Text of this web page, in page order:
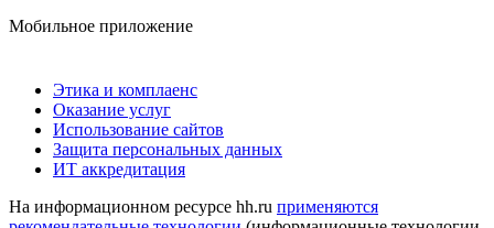
Мобильное приложение
Этика и комплаенс
Оказание услуг
Использование сайтов
Защита персональных данных
ИТ аккредитация
На информационном ресурсе hh.ru применяются